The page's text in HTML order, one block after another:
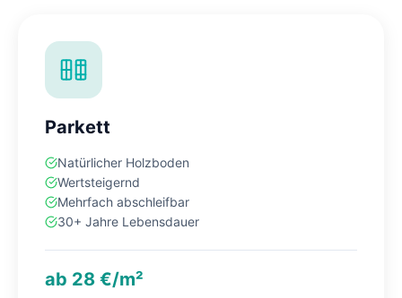
Parkett
Natürlicher Holzboden
Wertsteigernd
Mehrfach abschleifbar
30+ Jahre Lebensdauer
ab 28 €/m²